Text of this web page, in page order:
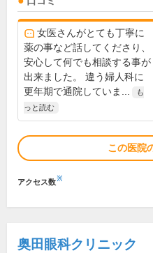
女医さんがとても丁寧に
薬の事など話してくださり、
安心して何でも相談する事が
出来ました。 違う婦人科に
更年期で通院していま...
も
っと読む
この医院
アクセス数※
奥田眼科クリニック